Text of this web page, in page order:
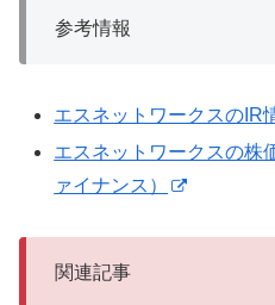
参考情報
エスネットワークスのIR
エスネットワークスの株
ァイナンス）
関連記事